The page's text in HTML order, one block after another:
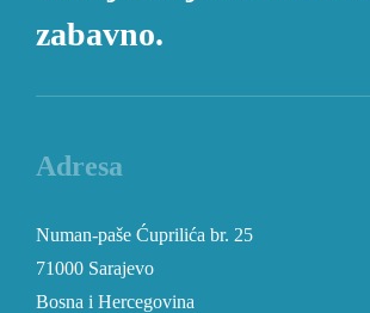
zabavno.
Adresa
Numan-paše Ćuprilića br. 25
71000 Sarajevo
Bosna i Hercegovina